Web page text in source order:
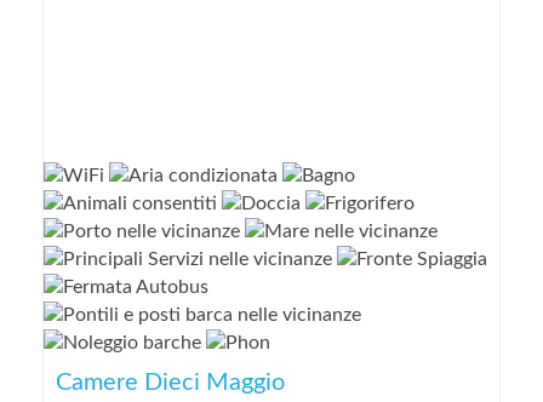
Camere Dieci Maggio